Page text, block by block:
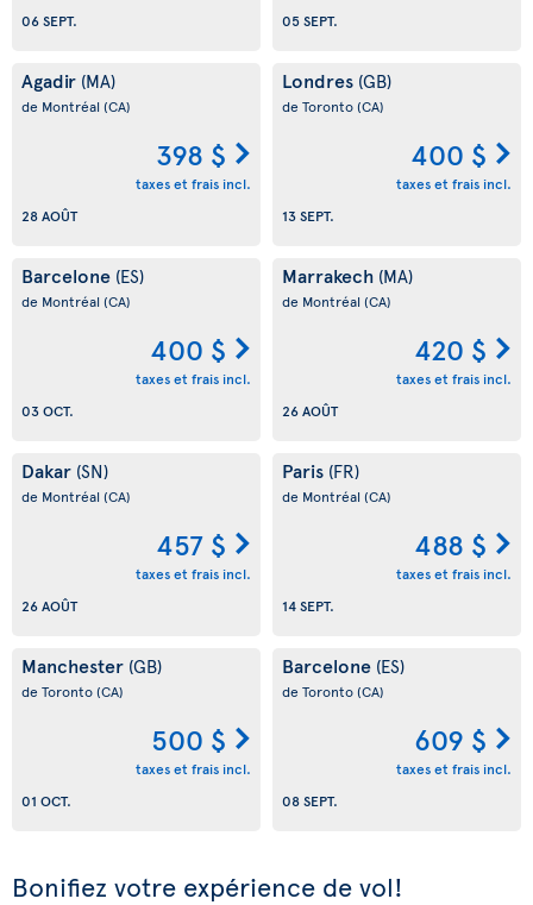
06 SEPT.
05 SEPT.
Agadir (MA)
de Montréal (CA)
398 $
taxes et frais incl.
28 AOÛT
Londres (GB)
de Toronto(CA)
400 $
taxes et frais incl.
13 SEPT.
Barcelone (ES)
de Montréal (CA)
400 $
taxes et frais incl.
03 OCT.
Marrakech (MA)
de Montréal (CA)
420 $
taxes et frais incl.
26 AOÛT
Dakar (SN)
de Montréal (CA)
457 $
taxes et frais incl.
26 AOÛT
Paris (FR)
de Montréal (CA)
488 $
taxes et frais incl.
14 SEPT.
Manchester (GB)
de Toronto(CA)
500 $
taxes et frais incl.
01 OCT.
Barcelone (ES)
de Toronto(CA)
609 $
taxes et frais incl.
08 SEPT.
Bonifiez votre expérience de vol!